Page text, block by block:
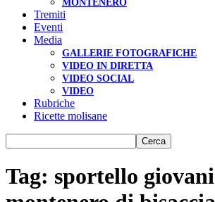
MONTENERO
Tremiti
Eventi
Media
GALLERIE FOTOGRAFICHE
VIDEO IN DIRETTA
VIDEO SOCIAL
VIDEO
Rubriche
Ricette molisane
Tag: sportello giovani